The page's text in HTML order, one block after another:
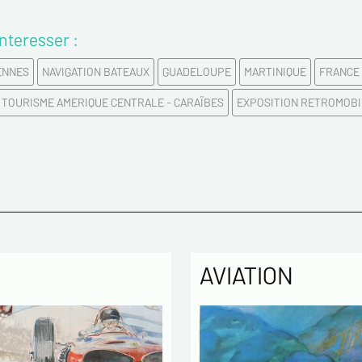
Email*
:
NAVIGATION BATEAUX GUADELOUPE MARTINIQUE
TOURISME AMERIQUE CENTRALE - CARAÏBES EXPOSITION
AVIATION